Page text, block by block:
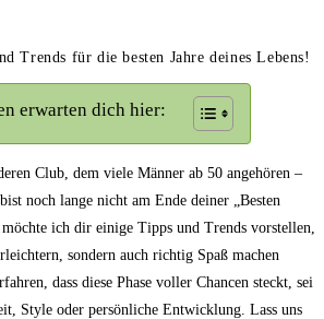
Trends für die besten Jahre deines Lebens!
erwarten dich hier:
Club, dem viele Männer ab⁣ 50 angehören –
noch lange nicht ⁤am Ende deiner „Besten
ich dir einige Tipps und ⁣Trends vorstellen,
sondern auch richtig Spaß machen
dass diese Phase voller Chancen steckt, sei
Style oder persönliche Entwicklung. Lass⁢ uns